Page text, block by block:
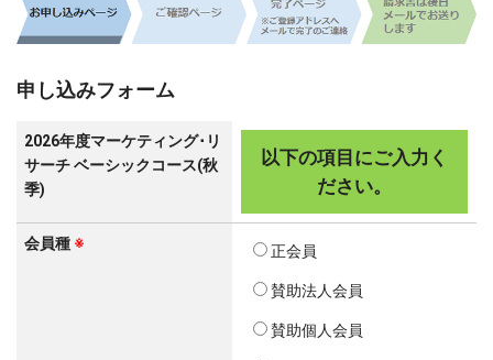
申し込みフォーム
2026年度マーケティング･リ
サーチ ベーシックコース(秋
季)
以下の項目にご入力く
ださい。
会員種 ※ 正会員
賛助法人会員
賛助個人会員